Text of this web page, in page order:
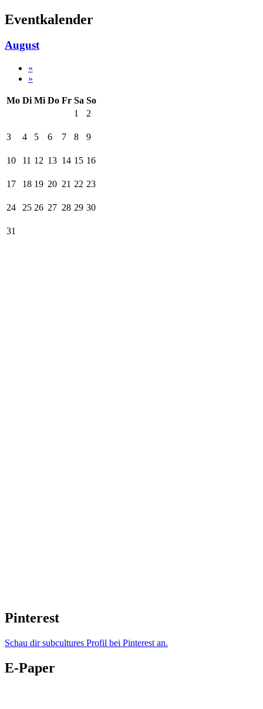
Eventkalender
August
«
»
Mo Di Mi Do Fr Sa So
1
2
3 4 5 6 7 8 9
10 11 12 13 14 15 16
17 18 19 20 21 22 23
24 25 26 27 28 29 30
31
Pinterest
Schau dir subcultures Profil bei Pinterest an.
E-Paper